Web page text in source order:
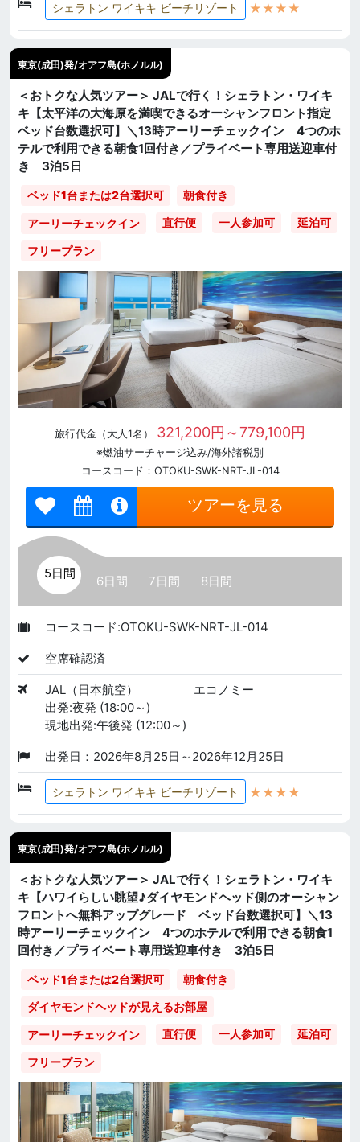
シェラトン ワイキキ ビーチリゾート ★★★★
東京(成田)発/オアフ島(ホノルル)
＜おトクな人気ツアー＞ JALで行く！シェラトン・ワイキ
キ【太平洋の大海原を満喫できるオーシャンフロント指定
ベッド台数選択可】＼13時アーリーチェックイン 4つのホ
テルで利用できる朝食1回付き／プライベート専用送迎車付
き 3泊5日
ベッド1台または2台選択可 朝食付き
アーリーチェックイン 直行便 一人参加可 延泊可
フリープラン
旅行代金（大人1名） 321,200円～779,100円
※燃油サーチャージ込み/海外諸税別
コースコード：OTOKU-SWK-NRT-JL-014
ツアーを見る
5日間
6日間 7日間 8日間
コースコード:OTOKU-SWK-NRT-JL-014
空席確認済
JAL（日本航空）
エコノミー
出発:夜発 (18:00～)
現地出発:午後発 (12:00～)
出発日：2026年8月25日～2026年12月25日
シェラトン ワイキキ ビーチリゾート ★★★★
東京(成田)発/オアフ島(ホノルル)
＜おトクな人気ツアー＞ JALで行く！シェラトン・ワイキ
キ【ハワイらしい眺望♪ダイヤモンドヘッド側のオーシャン
フロントへ無料アップグレード ベッド台数選択可】＼13
時アーリーチェックイン 4つのホテルで利用できる朝食1
回付き／プライベート専用送迎車付き 3泊5日
ベッド1台または2台選択可
朝食付き
ダイヤモンドヘッドが見えるお部屋
アーリーチェックイン 直行便 一人参加可 延泊可
フリープラン